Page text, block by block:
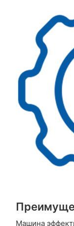
Машина